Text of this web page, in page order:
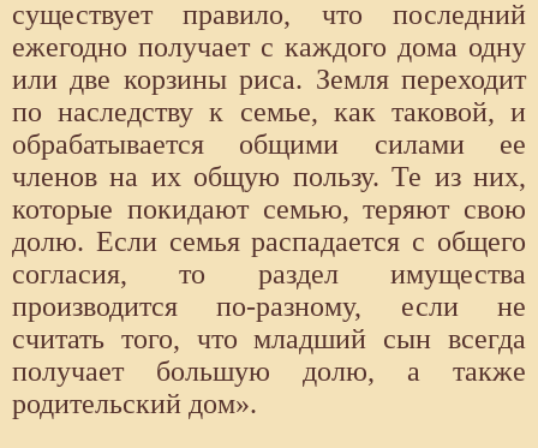
существует правило, что последний
ежегодно получает с каждого дома одну
или две корзины риса. Земля переходит
по наследству к семье, как таковой, и
обрабатывается общими силами ее
членов на их общую пользу. Те из них,
которые покидают семью, теряют свою
долю. Если семья распадается с общего
согласия, то раздел имущества
производится по-разному, если не
считать того, что младший сын всегда
получает большую долю, а также
родительский дом».